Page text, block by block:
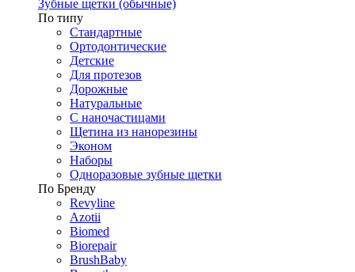
Зубные щетки (обычные)
По типу
Стандартные
Ортодонтические
Детские
Для протезов
Дорожные
Натуральные
С наночастицами
Щетина из нанорезины
Эконом
Наборы
Одноразовые зубные щетки
По Бренду
Revyline
Azotii
Biomed
Biorepair
BrushBaby